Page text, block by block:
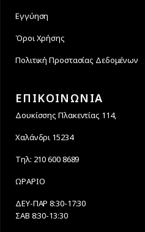
Εγγύηση
Όροι Χρήσης
Πολιτική Προστασίας Δεδομένων
ΕΠΙΚΟΙΝΩΝΙΑ
Δουκίσσης Πλακεντίας 114,
Χαλάνδρι 15234
Τηλ: 210 600 8689
ΩΡΑΡΙΟ
ΔΕΥ-ΠΑΡ 8:30-17:30
ΣΑΒ 8:30-13:30